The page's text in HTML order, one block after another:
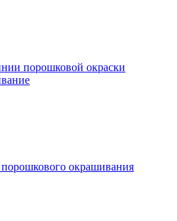
порошковой окраски
окрашивания